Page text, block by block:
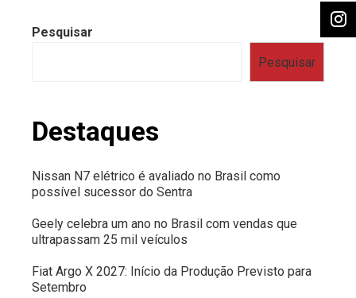
Pesquisar
Pesquisar
Destaques
Nissan N7 elétrico é avaliado no Brasil como
possível sucessor do Sentra
Geely celebra um ano no Brasil com vendas que
ultrapassam 25 mil veículos
Fiat Argo X 2027: Início da Produção Previsto para
Setembro